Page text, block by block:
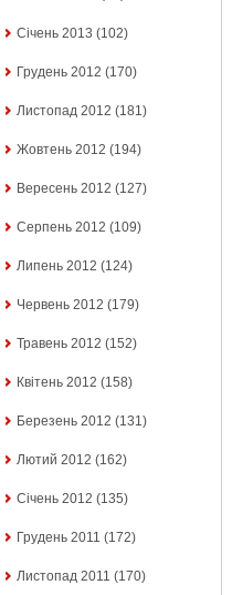
Січень 2013 (102)
Грудень 2012 (170)
Листопад 2012 (181)
Жовтень 2012 (194)
Вересень 2012 (127)
Серпень 2012 (109)
Липень 2012 (124)
Червень 2012 (179)
Травень 2012 (152)
Квітень 2012 (158)
Березень 2012 (131)
Лютий 2012 (162)
Січень 2012 (135)
Грудень 2011 (172)
Листопад 2011 (170)